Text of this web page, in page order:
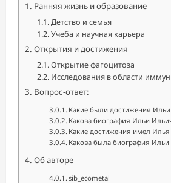
Ранняя жизнь и образование
Детство и семья
Учеба и научная карьера
Открытия и достижения
Открытие фагоцитоза
Исследования в области
Вопрос-ответ:
Какие были достижения
Какова биография Ильи
Какие достижения имел
Какова была биография
Об авторе
sib_ecometal